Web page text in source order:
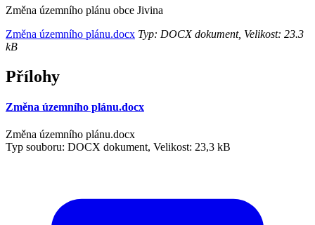
Změna územního plánu obce Jivina
Změna územního plánu.docx Typ: DOCX dokument, Velikost: 23.3
kB
Přílohy
Změna územního plánu.docx
Změna územního plánu.docx
Typ souboru: DOCX dokument, Velikost: 23,3 kB